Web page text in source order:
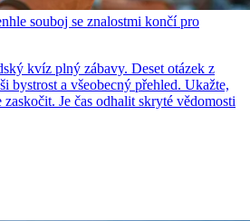
souboj se znalostmi končí pro
kvíz plný zábavy. Deset otázek z
bystrost a všeobecný přehled. Ukažte,
zaskočit. Je čas odhalit skryté vědomosti